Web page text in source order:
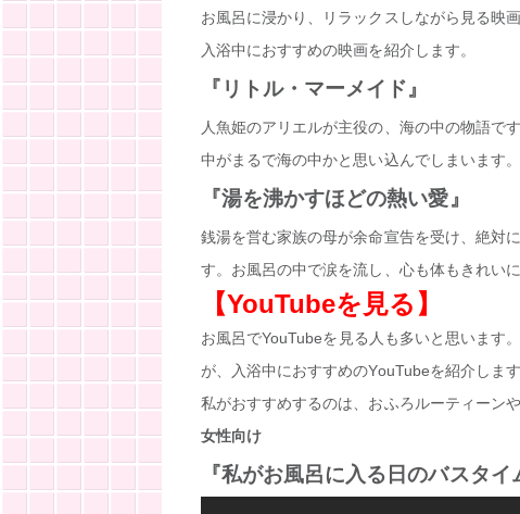
お風呂に浸かり、リラックスしながら見る映
入浴中におすすめの映画を紹介します。
『リトル・マーメイド』
人魚姫のアリエルが主役の、海の中の物語で
中がまるで海の中かと思い込んでしまいます。
『湯を沸かすほどの熱い愛』
銭湯を営む家族の母が余命宣告を受け、絶対
す。お風呂の中で涙を流し、心も体もきれいに
【YouTubeを見る】
お風呂でYouTubeを見る人も多いと思います
が、入浴中におすすめのYouTubeを紹介します
私がおすすめするのは、おふろルーティーン
女性向け
『私がお風呂に入る日のバスタ